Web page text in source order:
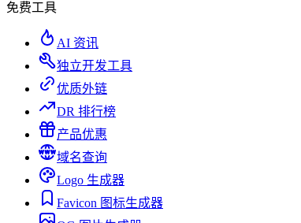
免费工具
AI 资讯
独立开发工具
优质外链
DR 排行榜
产品优惠
域名查询
Logo 生成器
Favicon 图标生成器